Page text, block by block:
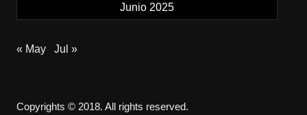
Junio 2025
« May Jul »
Copyrights © 2018. All rights reserved.